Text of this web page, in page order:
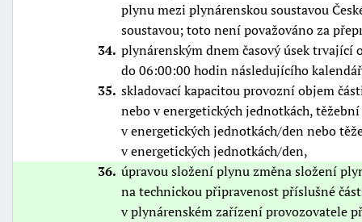
plynu mezi plynárenskou soustavou
soustavou; toto není považováno za
34 plynárenským dnem časový úsek
do 06:00:00 hodin následujícího
35 skladovací kapacitou provozní objem
nebo v energetických jednotkách,
v energetických jednotkách/den nebo
v energetických jednotkách/den,
36 úpravou složení plynu změna složení
na technickou připravenost příslušné
v plynárenském zařízení provozovatele